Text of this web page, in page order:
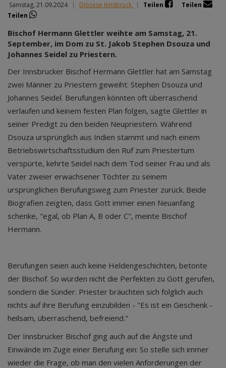
Samstag, 21.09.2024 | Diözese Innsbruck | Teilen
Teilen
Teilen
Bischof Hermann Glettler weihte am Samstag, 21.
September, im Dom zu St. Jakob Stephen Dsouza und
Johannes Seidel zu Priestern.
Der Innsbrucker Bischof Hermann Glettler hat am Samstag
zwei Männer zu Priestern geweiht: Stephen Dsouza und
Johannes Seidel. Berufungen könnten oft überraschend
verlaufen und keinem festen Plan folgen, sagte Glettler in
seiner Predigt zu den beiden Neupriestern. Während
Dsouza ursprünglich aus Indien stammt und nach einem
Betriebswirtschaftsstudium den Ruf zum Priestertum
verspürte, kehrte Seidel nach dem Tod seiner Frau und als
Vater zweier erwachsener Töchter zu seinem
ursprünglichen Berufungsweg zum Priester zurück. Beide
Biografien zeigten, dass Gott immer einen Neuanfang
schenke, "egal, ob Plan A, B oder C", meinte Bischof
Hermann.
Berufungen seien auch keine Heldengeschichten, betonte
der Bischof. So würden nicht die Perfekten zu Gott gerufen,
sondern die Sünder. Priester bräuchten sich folglich auch
nichts auf ihre Berufung einzubilden - "Es ist ein Geschenk -
heilsam, überraschend, befreiend."
Der Innsbrucker Bischof ging auch auf die Ängste und
Einwände im Zuge einer Berufung ein: So stelle sich immer
wieder die Frage, ob man den vielen Anforderungen der